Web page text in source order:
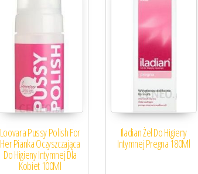
Loovara Pussy Polish For
Her Pianka Oczyszczająca
Do Higieny Intymnej Dla
Kobiet 100Ml
Iladian Żel Do Higieny
Intymnej Pregna 180Ml